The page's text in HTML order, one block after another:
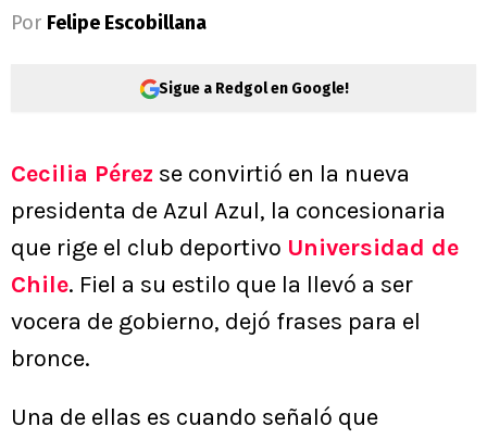
Por Felipe Escobillana
Sigue a Redgol en Google!
Cecilia Pérez se convirtió en la nueva
presidenta de Azul Azul, la concesionaria
que rige el club deportivo Universidad de
Chile. Fiel a su estilo que la llevó a ser
vocera de gobierno, dejó frases para el
bronce.
Una de ellas es cuando señaló que